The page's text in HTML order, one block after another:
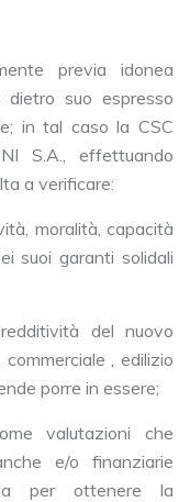
previa idonea
suo espresso
in tal caso la CSC
S.A., effettuando
a verificare:
moralità, capacità
suoi garanti solidali
del nuovo
, edilizio
porre in essere;
valutazioni che
e/o finanziarie
per ottenere la